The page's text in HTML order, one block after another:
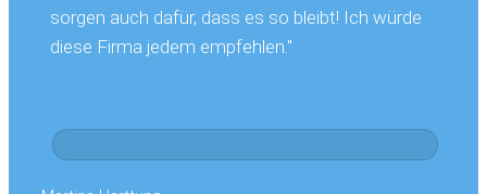
sorgen auch dafür, dass es so bleibt! Ich würde
diese Firma jedem empfehlen."